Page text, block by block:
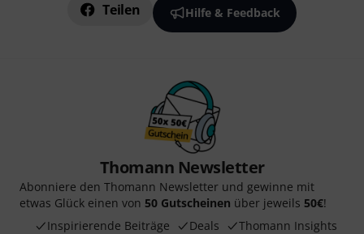
Teilen Hilfe & Feedback
Thomann Newsletter
Abonniere den Thomann Newsletter und gewinne mit
etwas Glück einen von 50 Gutscheinen über jeweils 50€!
Inspirierende Beiträge
Deals Thomann Insights